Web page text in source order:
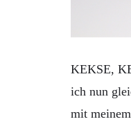
KEKSE,
ich nun
mit